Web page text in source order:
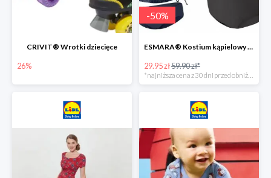
CRIVIT® Wrotki dziecięce
26%
-50%
ESMARA® Kostium kąpielowy ciążowy lub tankini ciążowe -50%
29.95 zł59.90 zł*